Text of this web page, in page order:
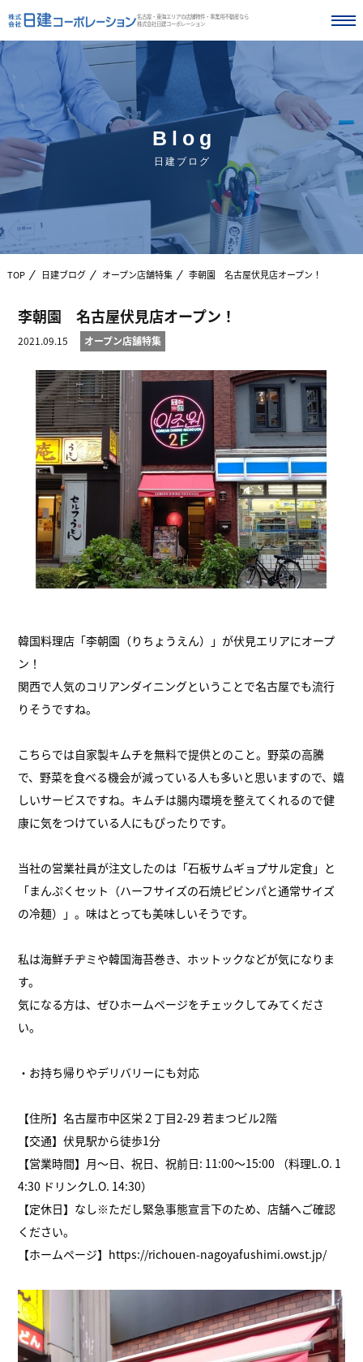
名古屋・東海エリアの店舗物件・事業用不動産なら
株式会社日建コーポレーション
Blog
日建ブログ
TOP 日建ブログ オープン店舗特集 李朝園 名古屋伏見店オープン！
李朝園 名古屋伏見店オープン！
2021.09.15 オープン店舗特集
韓国料理店「李朝園（りちょうえん）」が伏見エリアにオープ
ン！
関西で人気のコリアンダイニングということで名古屋でも流行
りそうですね。
こちらでは自家製キムチを無料で提供とのこと。野菜の高騰
で、野菜を食べる機会が減っている人も多いと思いますので、嬉
しいサービスですね。キムチは腸内環境を整えてくれるので健
康に気をつけている人にもぴったりです。
当社の営業社員が注文したのは「石板サムギョプサル定食」と
「まんぷくセット（ハーフサイズの石焼ピビンパと通常サイズ
の冷麺）」。味はとっても美味しいそうです。
私は海鮮チヂミや韓国海苔巻き、ホットックなどが気になりま
す。
気になる方は、ぜひホームページをチェックしてみてくださ
い。
・お持ち帰りやデリバリーにも対応
【住所】名古屋市中区栄２丁目2-29 若まつビル2階
【交通】伏見駅から徒歩1分
【営業時間】月～日、祝日、祝前日: 11:00～15:00 （料理L.O. 1
4:30 ドリンクL.O. 14:30）
【定休日】なし※ただし緊急事態宣言下のため、店舗へご確認
ください。
【ホームページ】https://richouen-nagoyafushimi.owst.jp/